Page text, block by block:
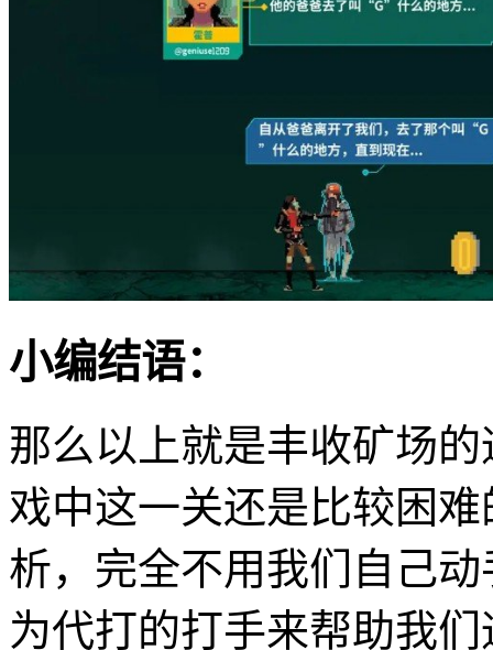
小编结语：
那么以上就是丰收矿场
戏中这一关还是比较困
析，完全不用我们自己
为代打的打手来帮助我